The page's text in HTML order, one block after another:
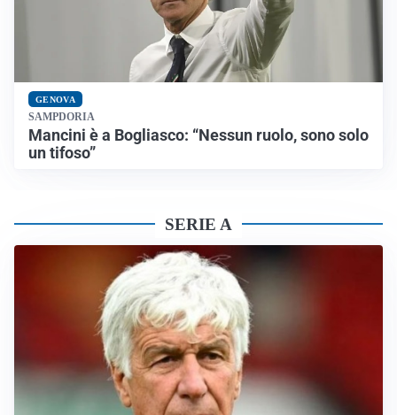
GENOVA
SAMPDORIA
Mancini è a Bogliasco: “Nessun ruolo, sono solo
un tifoso”
SERIE A